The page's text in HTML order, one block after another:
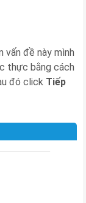
vấn đề này mình
thực bằng cách
đó click Tiếp